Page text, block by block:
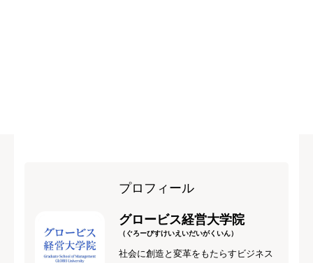
プロフィール
グロービス経営大学院
（ぐろーびすけいえいだいがくいん）
社会に創造と変革をもたらすビジネス